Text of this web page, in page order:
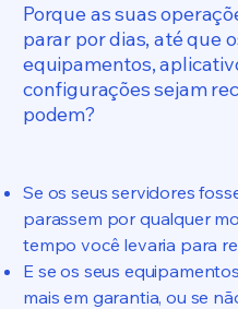
Porque as suas
parar por dias, até que
equipamentos,
configurações sejam
podem?
Se os seus servidores
parassem por qualquer
tempo você levaria para
E se os seus
mais em garantia, ou se